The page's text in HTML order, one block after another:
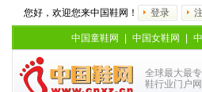
您好，欢迎您来中国鞋网！ 登录
中国童鞋网 中国女鞋网
全球最大最
鞋行业门户